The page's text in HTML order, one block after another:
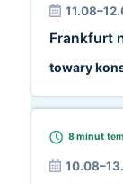
Frankfurt
towary
8 minut